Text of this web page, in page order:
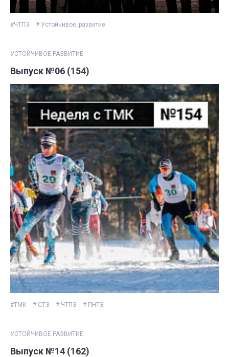
#ЧТПЗ # Устойчивое_развитие
УСТОЙЧИВОЕ РАЗВИТИЕ
Выпуск №06 (154)
#ТМК # СТЗ # ЧТПЗ # ПНТЗ
УСТОЙЧИВОЕ РАЗВИТИЕ
Выпуск №14 (162)